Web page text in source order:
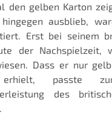
den gelben Karton
ausblieb,
Erst bei seinem
der Nachspielzeit,
Dass er nur
passte zur
des